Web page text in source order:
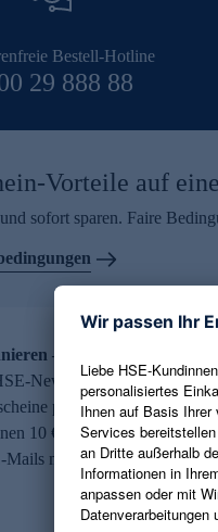
Bestell-Hotline
29 888 88
Vorteile auf
sofort sparen. Faire
– 10 € Gutschein
Newsletter abonnieren und
per E-Mail erhalten.
10 € Gutschein. Eine
Mails möglich.